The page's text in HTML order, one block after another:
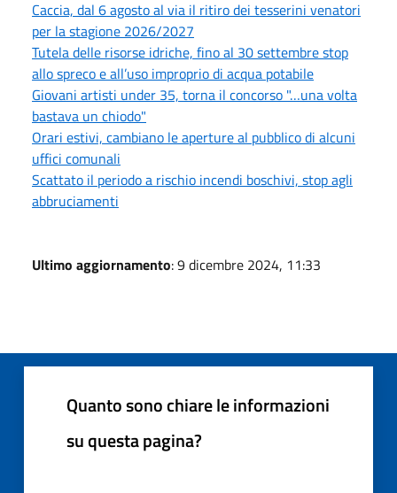
Caccia, dal 6 agosto al via il ritiro dei tesserini venatori
per la stagione 2026/2027
Tutela delle risorse idriche, fino al 30 settembre stop
allo spreco e all’uso improprio di acqua potabile
Giovani artisti under 35, torna il concorso "…una volta
bastava un chiodo"
Orari estivi, cambiano le aperture al pubblico di alcuni
uffici comunali
Scattato il periodo a rischio incendi boschivi, stop agli
abbruciamenti
Ultimo aggiornamento: 9 dicembre 2024, 11:33
Quanto sono chiare le informazioni
su questa pagina?